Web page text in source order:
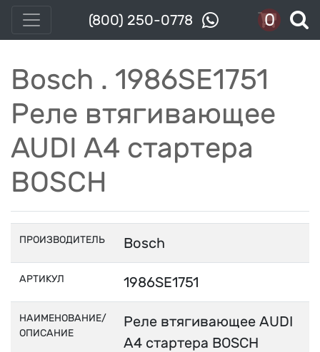
(800) 250-0778 0
Bosch . 1986SE1751
Реле втягивающее
AUDI A4 стартера
BOSCH
ПРОИЗВОДИТЕЛЬ Bosch
АРТИКУЛ 1986SE1751
НАИМЕНОВАНИЕ/
ОПИСАНИЕ
Реле втягивающее AUDI
A4 стартера BOSCH